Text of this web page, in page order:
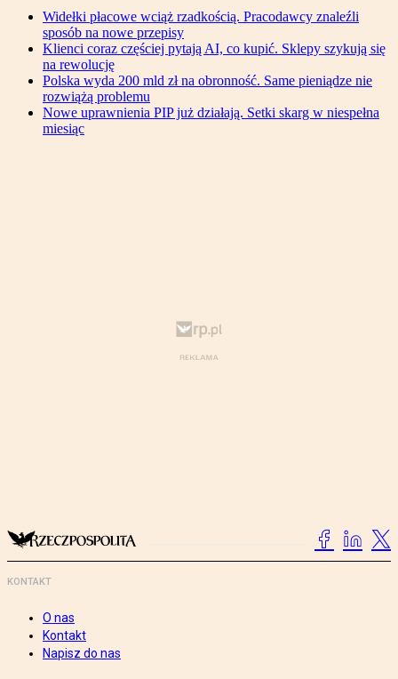
Widełki płacowe wciąż rzadkością. Pracodawcy znaleźli
sposób na nowe przepisy
Klienci coraz częściej pytają AI, co kupić. Sklepy szykują się
na rewolucję
Polska wyda 200 mld zł na obronność. Same pieniądze nie
rozwiążą problemu
Nowe uprawnienia PIP już działają. Setki skarg w niespełna
miesiąc
KONTAKT
O nas
Kontakt
Napisz do nas